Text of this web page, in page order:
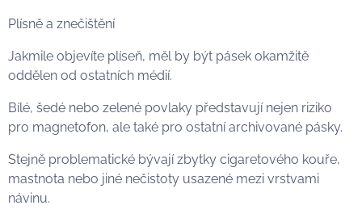
Plísně a znečištění
Jakmile objevíte plíseň, měl by být pásek okamžitě
oddělen od ostatních médií.
Bílé, šedé nebo zelené povlaky představují nejen riziko
pro magnetofon, ale také pro ostatní archivované pásky.
Stejně problematické bývají zbytky cigaretového kouře,
mastnota nebo jiné nečistoty usazené mezi vrstvami
návinu.